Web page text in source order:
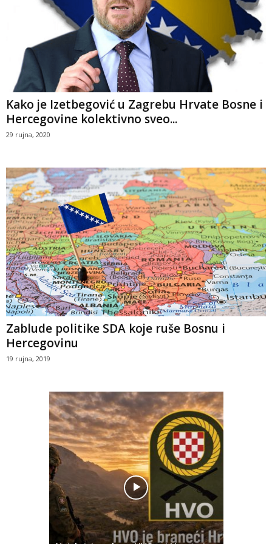
Kako je Izetbegović u Zagrebu Hrvate Bosne i
Hercegovine kolektivno sveo...
29 rujna, 2020
Zablude politike SDA koje ruše Bosnu i
Hercegovinu
19 rujna, 2019